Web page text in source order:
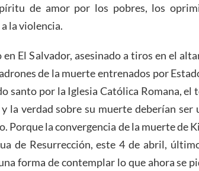
de amor por los pobres, los
la violencia.
El Salvador, asesinado a tiros en el
de la muerte entrenados por
santo por la Iglesia Católica Romana, el
la verdad sobre su muerte deberían ser
Porque la convergencia de la muerte de
de Resurrección, este 4 de abril,
forma de contemplar lo que ahora se